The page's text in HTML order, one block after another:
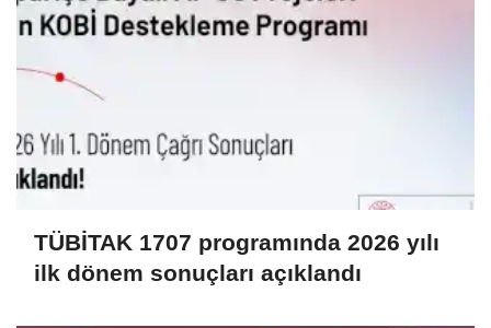
TÜBİTAK 1707 programında 2026 yılı
ilk dönem sonuçları açıklandı